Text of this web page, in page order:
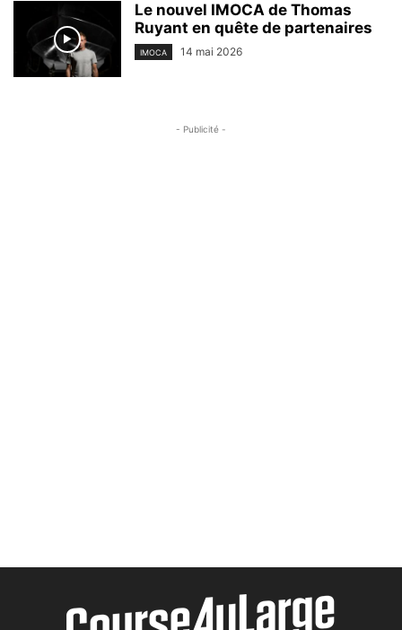
Le nouvel IMOCA de Thomas
Ruyant en quête de partenaires
IMOCA 14 mai 2026
- Publicité -